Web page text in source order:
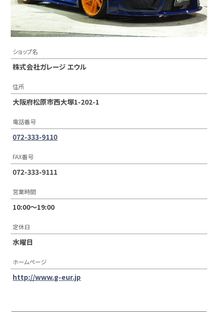
ショップ名
株式会社ガレージ エウル
住所
大阪府松原市西大塚1-202-1
電話番号
072-333-9110
FAX番号
072-333-9111
営業時間
10:00〜19:00
定休日
水曜日
ホームページ
http://www.g-eur.jp